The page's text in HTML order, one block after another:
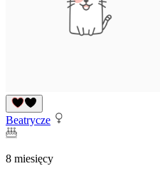
Beatrycze
8 miesięcy